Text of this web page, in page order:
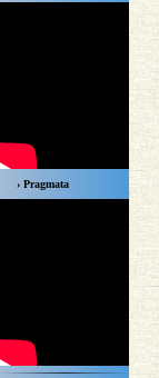
› Pragmata